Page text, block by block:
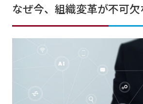
なぜ今、組織変革が不可